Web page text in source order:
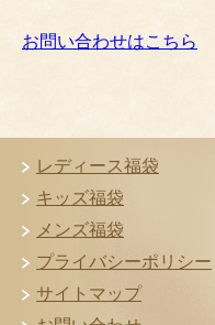
お問い合わせはこちら
レディース福袋
キッズ福袋
メンズ福袋
プライバシーポリシー
サイトマップ